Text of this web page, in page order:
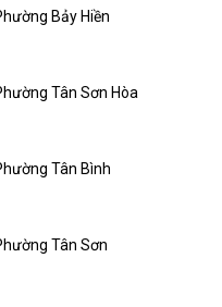
Bảy Hiền
Tân Sơn Hòa
Tân Bình
Tân Sơn